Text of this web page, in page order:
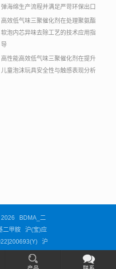
弹海绵生产流程并满足严苛环保出口
高效低气味三聚催化剂在处理聚氨酯
软泡内芯异味去除工艺的技术应用指
导
高性能高效低气味三聚催化剂在提升
儿童泡沫玩具安全性与触感表现分析
BDMA_二
二甲胺 沪(宝)应
沪
号-63